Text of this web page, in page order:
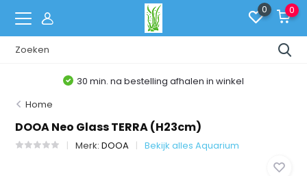
0 0
30 min. na bestelling afhalen in winkel
Home
DOOA Neo Glass TERRA (H23cm)
Merk:DOOA Bekijk alles Aquarium